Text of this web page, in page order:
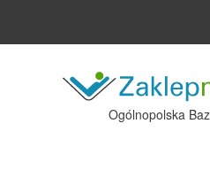
Ogólnopolska